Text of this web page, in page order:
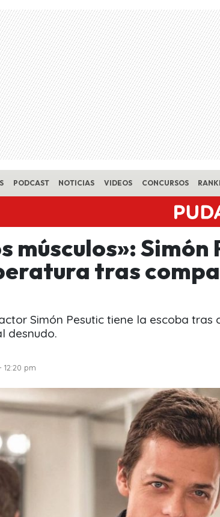
PODCAST NOTICIAS VIDEOS CONCURSOS
músculos»: Simón
tras
Simón Pesutic tiene la escoba
desnudo.
12:20 pm